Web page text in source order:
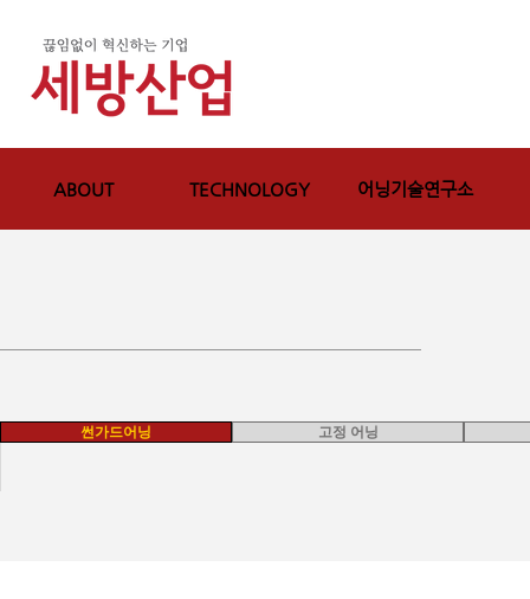
ABOUT TECHNOLOGY 어닝기술연구소
썬가드어닝 고정 어닝